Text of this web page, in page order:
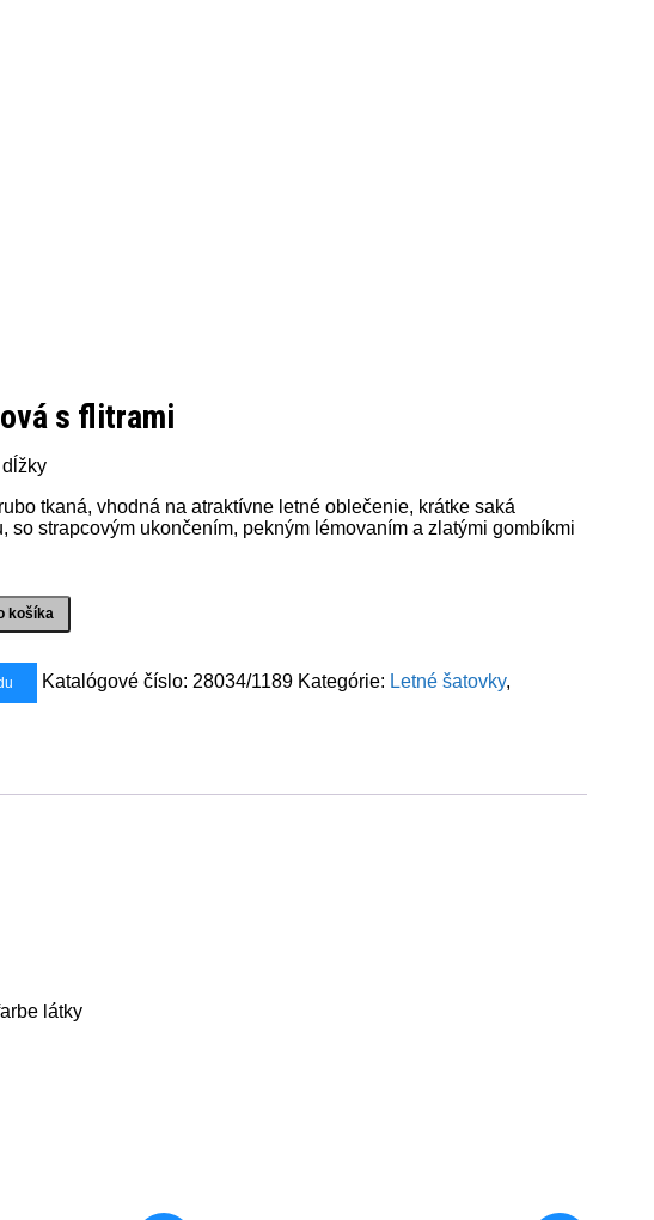
s flitrami
tkaná, vhodná na atraktívne letné oblečenie, krátke saká
so strapcovým ukončením, pekným lémovaním a zlatými gombíkmi
košíka
Katalógové číslo: 28034/1189 Kategórie: Letné šatovky,
látky